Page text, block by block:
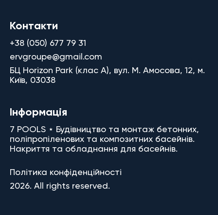
Контакти
+38 (050) 677 79 31
ervgroupe@gmail.com
БЦ Horizon Park (клас A), вул. М. Амосова, 12, м.
Київ, 03038
Інформація
7 POOLS ⋆ Будівництво та монтаж бетонних,
поліпропіленових та композитних басейнів.
Накриття та обладнання для басейнів.
Політика конфіденційності
2026. All rights reserved.